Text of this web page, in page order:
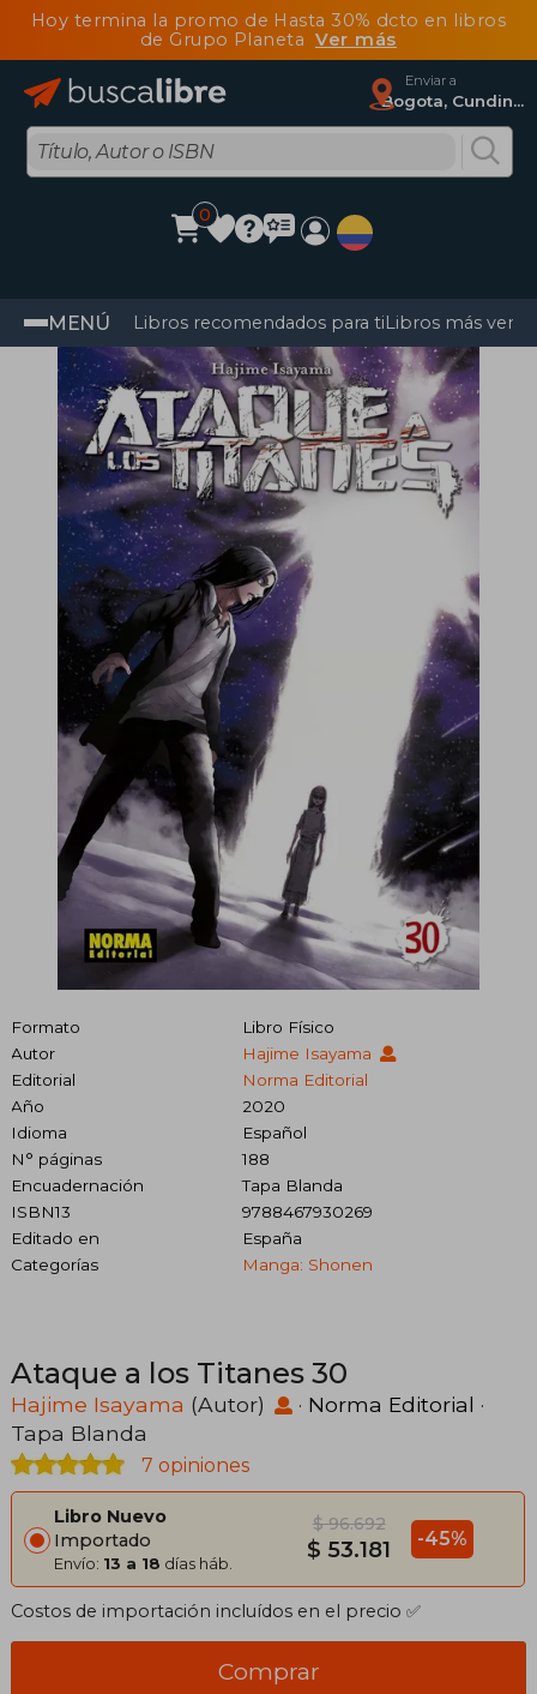
Hoy termina la promo de Hasta 30% dcto en libros
de Grupo Planeta Ver más
Enviar a
Bogota, Cundinamarca
0
MENÚ Libros recomendados para tiLibros más
Formato
Libro Físico
Autor
Hajime Isayama
Editorial
Norma Editorial
Año
2020
Idioma
Español
N° páginas
188
Encuadernación
Tapa Blanda
ISBN13
9788467930269
Editado en
España
Categorías
Manga: Shonen
Ataque a los Titanes 30
Hajime Isayama (Autor) · Norma Editorial ·
Tapa Blanda
7 opiniones
Libro Nuevo
Importado
Envío: 13 a 18 días háb.
$ 96.692
$ 53.181 -45%
Costos de importación incluídos en el precio ✅
Comprar